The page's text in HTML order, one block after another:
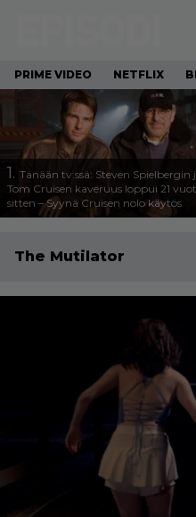
PRIME VIDEO NETFLIX
1. Tänään tv:ssä: Steven Spielbergin
Tom Cruisen kaveruus loppui 21
sitten – Syynä Cruisen nolo käytös
The Mutilator